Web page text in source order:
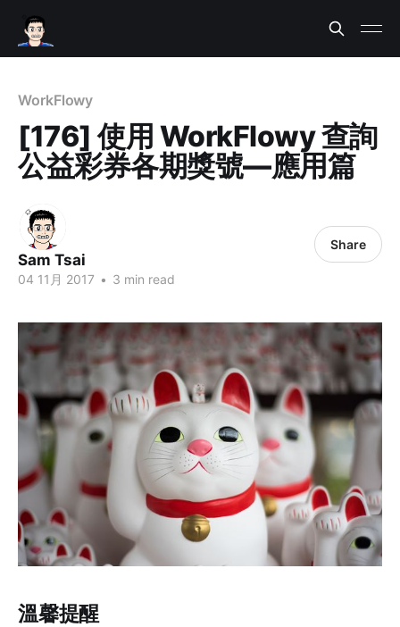
WorkFlowy
[176] 使用 WorkFlowy 查詢
公益彩券各期獎號—應用篇
Sam Tsai
04 11月 2017 • 3 min read
Share
溫馨提醒